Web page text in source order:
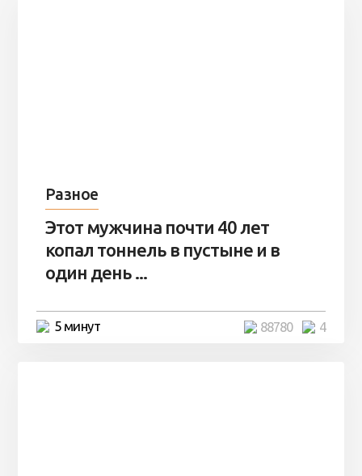
Разное
Этот мужчина почти 40 лет
копал тоннель в пустыне и в
один день ...
5 минут 4
88780